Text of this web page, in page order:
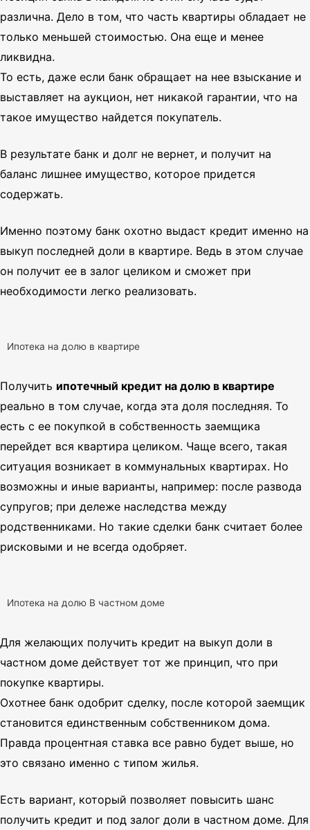
различна. Дело в том, что часть квартиры обладает не
только меньшей стоимостью. Она еще и менее
ликвидна.
То есть, даже если банк обращает на нее взыскание и
выставляет на аукцион, нет никакой гарантии, что на
такое имущество найдется покупатель.
В результате банк и долг не вернет, и получит на
баланс лишнее имущество, которое придется
содержать.
Именно поэтому банк охотно выдаст кредит именно на
выкуп последней доли в квартире. Ведь в этом случае
он получит ее в залог целиком и сможет при
необходимости легко реализовать.
Ипотека на долю в квартире
Получить ипотечный кредит на долю в квартире
реально в том случае, когда эта доля последняя. То
есть с ее покупкой в собственность заемщика
перейдет вся квартира целиком. Чаще всего, такая
ситуация возникает в коммунальных квартирах. Но
возможны и иные варианты, например: после развода
супругов; при дележе наследства между
родственниками. Но такие сделки банк считает более
рисковыми и не всегда одобряет.
Ипотека на долю В частном доме
Для желающих получить кредит на выкуп доли в
частном доме действует тот же принцип, что при
покупке квартиры.
Охотнее банк одобрит сделку, после которой заемщик
становится единственным собственником дома.
Правда процентная ставка все равно будет выше, но
это связано именно с типом жилья.
Есть вариант, который позволяет повысить шанс
получить кредит и под залог доли в частном доме. Для